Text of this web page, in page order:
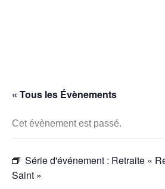
« Tous les Évènements
Cet évènement est passé.
Série d'événement : Retraite «
Saint »